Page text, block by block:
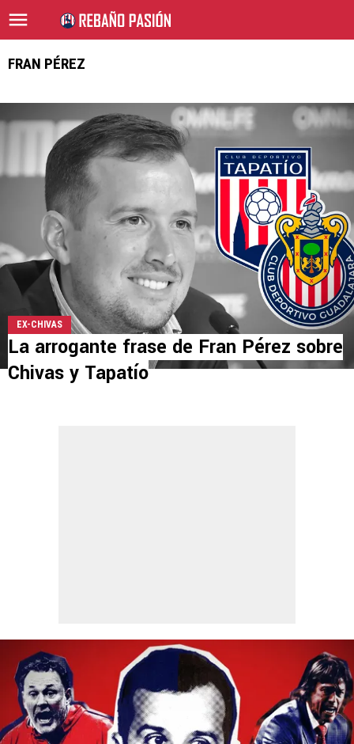
FRAN PÉREZ
EX-CHIVAS
La arrogante frase de Fran Pérez sobre
Chivas y Tapatío